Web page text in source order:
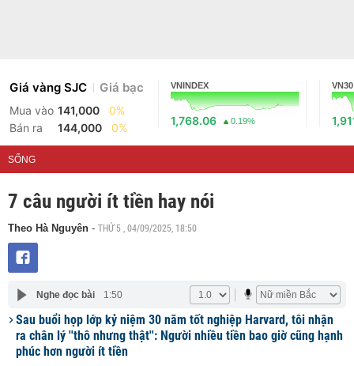
Giá vàng SJC Giá bạc
Mua vào 141,000
0%
Bán ra
144,000 0%
VNINDEX
1,768.06 0.19%
VN30
SỐNG
7 câu người ít tiền hay nói
Theo Hà Nguyên - THỨ 5 , 04/09/2025, 18:50
Nghe đọc bài 1:50
Sau buổi họp lớp kỷ niệm 30 năm tốt nghiệp Harvard, tôi nhận
ra chân lý ''thô nhưng thật'': Người nhiều tiền bao giờ cũng hạnh
phúc hơn người ít tiền